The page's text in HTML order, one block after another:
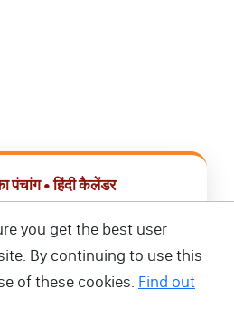
पंचांग • हिंदी कैलेंडर
ऐप डाउनलोड करें
you get the best user
By continuing to use this
of these cookies. Find out